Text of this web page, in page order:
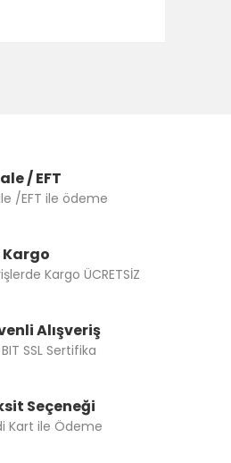
/ EFT
/EFT ile ödeme
Kargo ÜCRETSİZ
Alışveriş
SSL Sertifika
Seçeneği
Kart ile Ödeme